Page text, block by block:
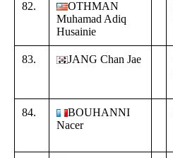
82.
OTHMAN
Muhamad Adiq
Husainie
83. JANG Chan Jae
84.
BOUHANNI
Nacer